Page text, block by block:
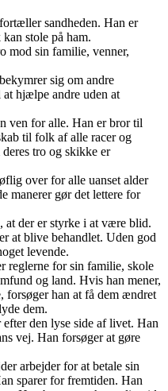
sandheden. Han er
stole på ham.
mod sin familie, venner,
sig om andre
hjælpe andre uden at
ven for alle. Han er bror til
til folk af alle racer og
tro og skikke er
over for alle uanset alder
manerer gør det lettere for
at der er styrke i at være blid.
at blive behandlet. Uden god
levende.
reglerne for sin familie, skole
og land. Hvis han mener,
forsøger han at få dem ændret
dem.
den lyse side af livet. Han
vej. Han forsøger at gøre
arbejder for at betale sin
sparer for fremtiden. Han